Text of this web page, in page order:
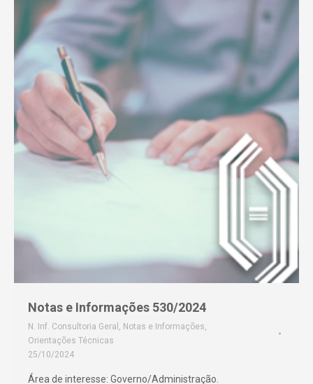
Notas e Informações 530/2024
N. Inf. Consultoria Geral , Notas e Informações,
Orientações Técnicas
25/10/2024
Área de interesse: Governo/Administração.